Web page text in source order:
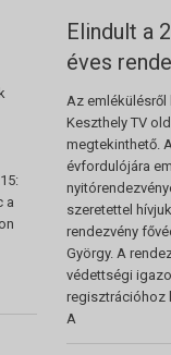
a
Elindult a
éves
Az
Keszthely TV
megtekinthető.
évfordulójára
szeretettel
rendezvény
György. A
védettségi
regisztrációhoz
A